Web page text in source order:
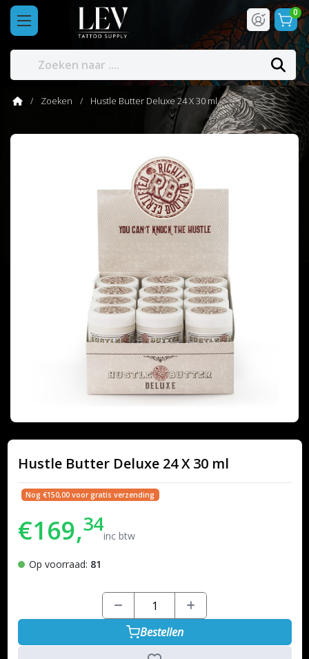
0
Zoeken Hustle Butter Deluxe 24 X 30 ml
Hustle Butter Deluxe 24 X 30 ml
Nog €150,00 voor gratis verzending
€169,34inc btw
Op voorraad: 81
Bestellen